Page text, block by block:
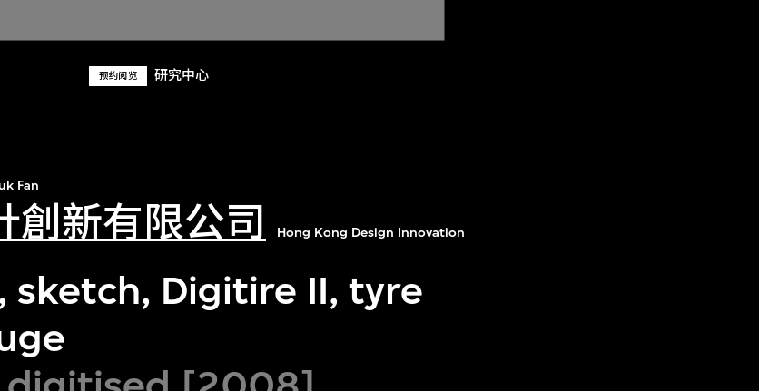
预约阅览 研究中心
Fan
創新有限公司
Hong Kong Design Innovation
sketch, Digitire II, tyre